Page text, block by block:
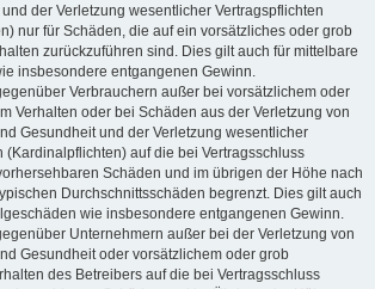
der Verletzung wesentlicher Vertragspflichten
nur für Schäden, die auf ein vorsätzliches oder grob
zurückzuführen sind. Dies gilt auch für mittelbare
insbesondere entgangenen Gewinn.
Verbrauchern außer bei vorsätzlichem oder
Verhalten oder bei Schäden aus der Verletzung von
Gesundheit und der Verletzung wesentlicher
(Kardinalpflichten) auf die bei Vertragsschluss
Schäden und im übrigen der Höhe nach
Durchschnittsschäden begrenzt. Dies gilt auch
wie insbesondere entgangenen Gewinn.
Unternehmern außer bei der Verletzung von
Gesundheit oder vorsätzlichem oder grob
des Betreibers auf die bei Vertragsschluss